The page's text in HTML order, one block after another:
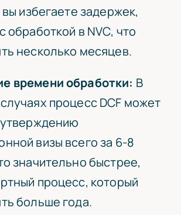
вы избегаете задержек,
обработкой в NVC, что
несколько месяцев.
времени обработки: В
процессDCF может
визы всего за 6-8
значительно быстрее,
процесс, который
больше года.